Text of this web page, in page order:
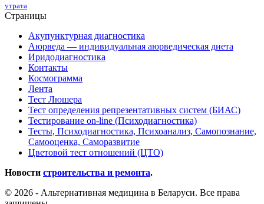
утрата
Страницы
Акупунктурная диагностика
Аюрведа — индивидуальная аюрведическая диета
Иридодиагностика
Контакты
Космограмма
Лента
Тест Люшера
Тест определения репрезентативных систем (БИАС)
Тестирование on-line (Психодиагностика)
Тесты, Психодиагностика, Психоанализ, Самопознание,
Самооценка, Саморазвитие
Цветовой тест отношений (ЦТО)
Новости строительства и ремонта.
© 2026 - Альтернативная медицина в Беларуси. Все права